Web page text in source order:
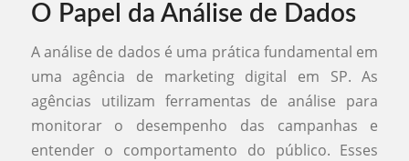
O Papel da Análise de Dados
A análise de dados é uma prática fundamental em
uma agência de marketing digital em SP. As
agências utilizam ferramentas de análise para
monitorar o desempenho das campanhas e
entender o comportamento do público. Esses